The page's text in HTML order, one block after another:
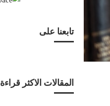
تابعنا على
المقالات الاكثر قراءة